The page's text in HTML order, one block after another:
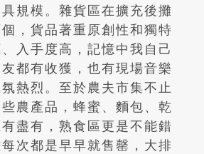
規模。雜貨區在擴充後攤
，貨品著重原創性和獨特
入手度高，記憶中我自己
都有收獲，也有現場音樂
熱烈。至於農夫市集不止
農產品，蜂蜜、麵包、乾
盡有，熟食區更是不能錯
次都是早早就售罄，大排